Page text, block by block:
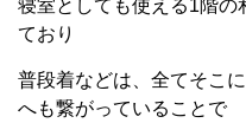
寝室としても使える1階の
ており
普段着などは、全てそこ
へも繋がっていることで